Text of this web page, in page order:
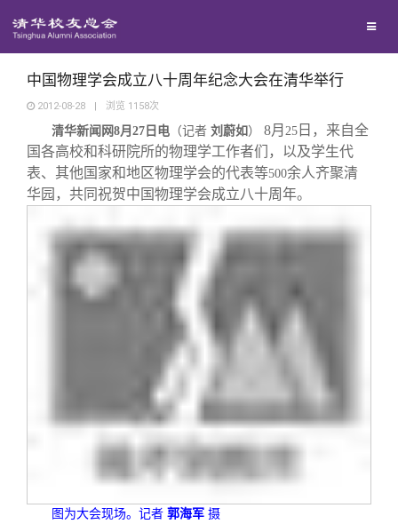
地区联络
年级联络
院系校友工作
专业委员会
西南联大校友会
回馈母校
捐赠项目
捐赠新闻
捐赠纪事
义工计划
媒体平台
《清华校友通讯》
《水木清华》
新媒体平台
百年清华
清华人物
青春风采
校友文苑
校友视界
校友服务
信息化服务
三创大赛
总会简介
会长致辞
理事会名单
中国物理学会成立八十周年纪念大会在清华举行
2012-08-28 | 浏览 1158次
清华新闻网8月 27 日电 （记者 刘蔚如 ） 8月 25 日，来自全
国各高校和科研院所的物理学工作者们，以及学生代
表、其他国家和地区物理学会的代表等500余人齐聚清
华园，共同祝贺中国物理学会成立八十周年。
图为大会现场。记者 郭海军 摄